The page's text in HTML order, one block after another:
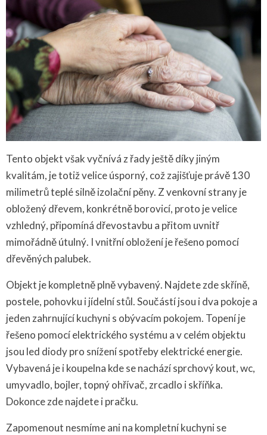
Tento objekt však vyčnívá z řady ještě díky jiným
kvalitám, je totiž velice úsporný, což zajišťuje právě 130
milimetrů teplé silně izolační pěny. Z venkovní strany je
obložený dřevem, konkrétně borovicí, proto je velice
vzhledný, připomíná dřevostavbu a přitom uvnitř
mimořádně útulný. I vnitřní obložení je řešeno pomocí
dřevěných palubek.
Objekt je kompletně plně vybavený. Najdete zde skříně,
postele, pohovku i jídelní stůl. Součástí jsou i dva pokoje a
jeden zahrnující kuchyni s obývacím pokojem. Topení je
řešeno pomocí elektrického systému a v celém objektu
jsou led diody pro snížení spotřeby elektrické energie.
Vybavená je i koupelna kde se nachází sprchový kout, wc,
umyvadlo, bojler, topný ohřívač, zrcadlo i skříňka.
Dokonce zde najdete i pračku.
Zapomenout nesmíme ani na kompletní kuchyni se